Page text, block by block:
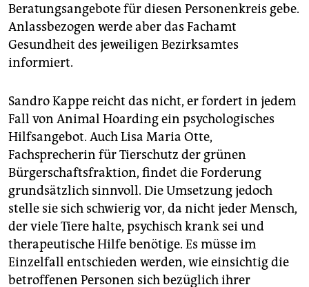
Beratungsangebote für diesen Personenkreis gebe.
Anlassbezogen werde aber das Fachamt
Gesundheit des jeweiligen Bezirksamtes
informiert.
Sandro Kappe reicht das nicht, er fordert in jedem
Fall von Animal Hoarding ein psychologisches
Hilfsangebot. Auch Lisa Maria Otte,
Fachsprecherin für Tierschutz der grünen
Bürgerschaftsfraktion, findet die Forderung
grundsätzlich sinnvoll. Die Umsetzung jedoch
stelle sie sich schwierig vor, da nicht jeder Mensch,
der viele Tiere halte, psychisch krank sei und
therapeutische Hilfe benötige. Es müsse im
Einzelfall entschieden werden, wie einsichtig die
betroffenen Personen sich bezüglich ihrer